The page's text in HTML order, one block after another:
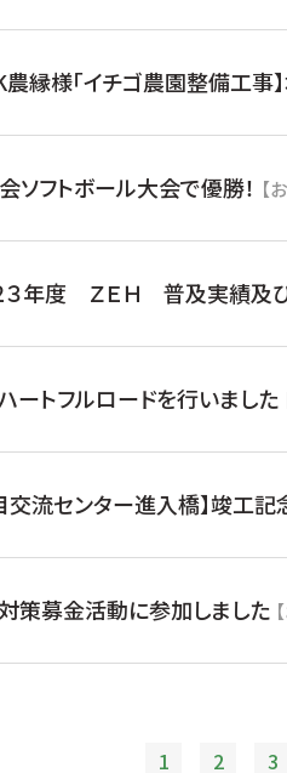
農縁様「イチゴ農園整備工
ソフトボール大会で優勝！ 【
３年度 ＺＥＨ 普及実績及
ートフルロードを行いました
交流センター進入橋】竣工
策募金活動に参加しました
1 2 3